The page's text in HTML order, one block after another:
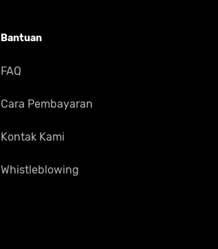
Bantuan
FAQ
Cara Pembayaran
Kontak Kami
Whistleblowing